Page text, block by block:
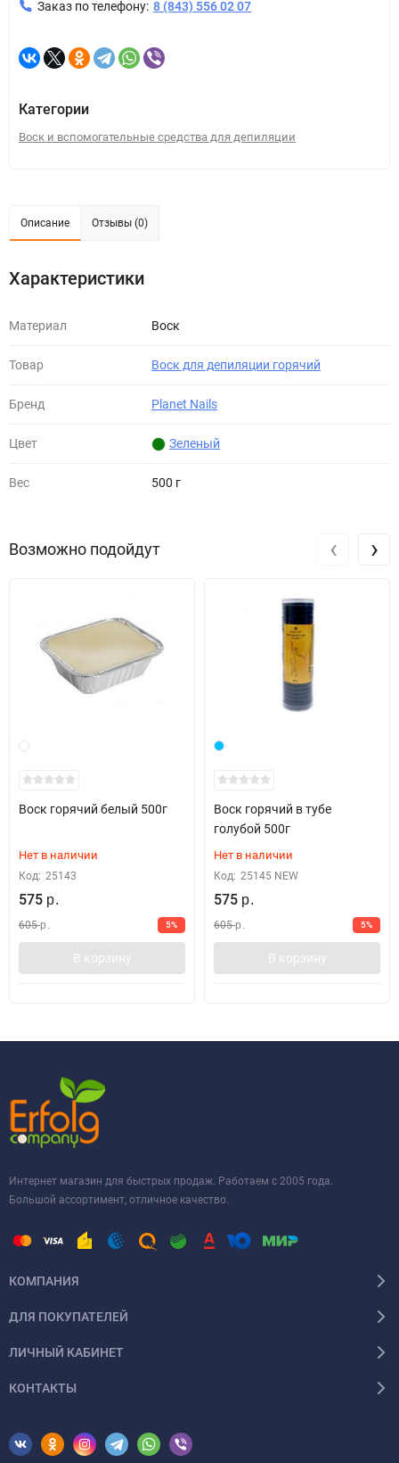
Заказ по телефону: 8 (843) 556 02 07
Категории
Воск и вспомогательные средства для депиляции
Описание Отзывы (0)
Характеристики
Материал Воск
Товар Воск для депиляции горячий
Бренд Planet Nails
Цвет Зеленый
Вес 500 г
Возможно подойдут
Воск горячий белый 500г
Нет в наличии
Код: 25143
575 р.
605 р. 5%
В корзину
Воск горячий в тубе
голубой 500г
Нет в наличии
Код: 25145 NEW
575 р.
605 р. 5%
В корзину
‹ ›
Интернет магазин для быстрых продаж. Работаем с 2005 года.
Большой ассортимент, отличное качество.
КОМПАНИЯ
ДЛЯ ПОКУПАТЕЛЕЙ
ЛИЧНЫЙ КАБИНЕТ
КОНТАКТЫ